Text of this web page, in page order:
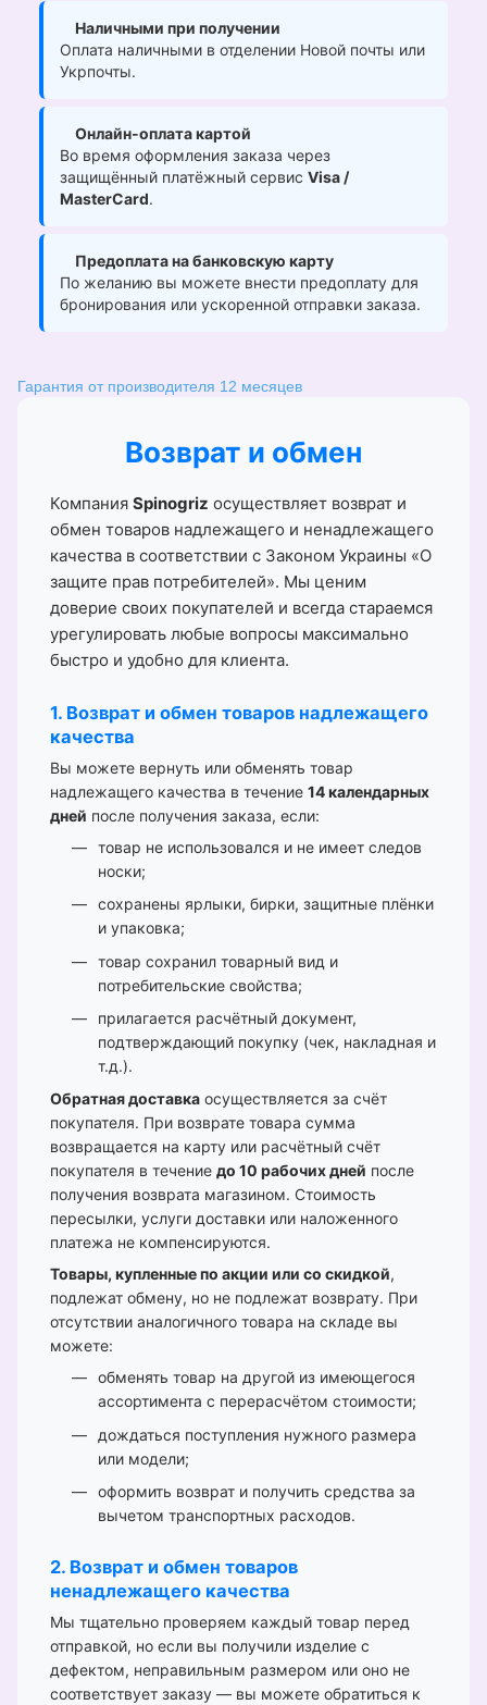
Наличными при получении
Оплата наличными в отделении Новой почты или
Укрпочты.
Онлайн-оплата картой
Во время оформления заказа через
защищённый платёжный сервис Visa /
MasterCard.
Предоплата на банковскую карту
По желанию вы можете внести предоплату для
бронирования или ускоренной отправки заказа.
Гарантия от производителя 12 месяцев
Возврат и обмен
Компания Spinogriz осуществляет возврат и
обмен товаров надлежащего и ненадлежащего
качества в соответствии с Законом Украины «О
защите прав потребителей». Мы ценим
доверие своих покупателей и всегда стараемся
урегулировать любые вопросы максимально
быстро и удобно для клиента.
1. Возврат и обмен товаров надлежащего
качества
Вы можете вернуть или обменять товар
надлежащего качества в течение 14 календарных
дней после получения заказа, если:
товар не использовался и не имеет следов
носки;
сохранены ярлыки, бирки, защитные плёнки
и упаковка;
товар сохранил товарный вид и
потребительские свойства;
прилагается расчётный документ,
подтверждающий покупку (чек, накладная и
т.д.).
Обратная доставка осуществляется за счёт
покупателя. При возврате товара сумма
возвращается на карту или расчётный счёт
покупателя в течение до 10 рабочих дней после
получения возврата магазином. Стоимость
пересылки, услуги доставки или наложенного
платежа не компенсируются.
Товары, купленные по акции или со скидкой,
подлежат обмену, но не подлежат возврату. При
отсутствии аналогичного товара на складе вы
можете:
обменять товар на другой из имеющегося
ассортимента с перерасчётом стоимости;
дождаться поступления нужного размера
или модели;
оформить возврат и получить средства за
вычетом транспортных расходов.
2. Возврат и обмен товаров
ненадлежащего качества
Мы тщательно проверяем каждый товар перед
отправкой, но если вы получили изделие с
дефектом, неправильным размером или оно не
соответствует заказу — вы можете обратиться к